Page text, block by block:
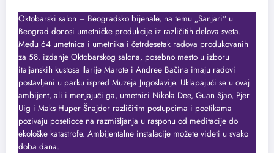
Oktobarski salon – Beogradsko bijenale, na temu „Sanjari“ u
Beograd donosi umetničke produkcije iz različitih delova sveta.
Među 64 umetnica i umetnika i četrdesetak radova produkovanih
za 58. izdanje Oktobarskog salona, posebno mesto u izboru
italjanskih kustosa Ilarije Marote i Andree Bačina imaju radovi
postavljeni u parku ispred Muzeja Jugoslavije. Uklapajući se u ovaj
ambijent, ali i menjajući ga, umetnici Nikola Dee, Guan Sjao, Pjer
Uig i Maks Huper Šnajder različitim postupcima i poetikama
pozivaju posetioce na razmišljanja u rasponu od meditacije do
ekološke katastrofe. Ambijentalne instalacije možete videti u svako
doba dana.